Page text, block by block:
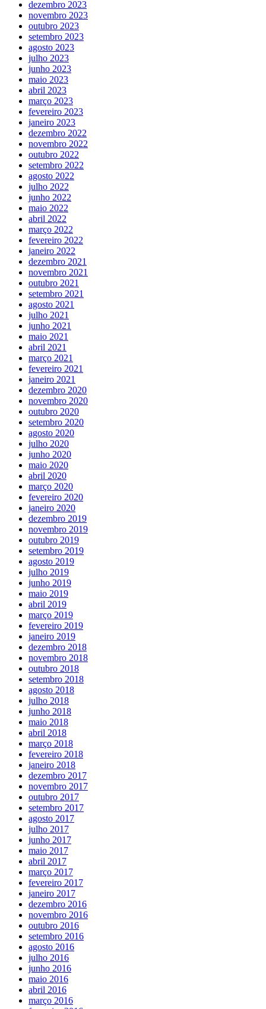
dezembro 2023
novembro 2023
outubro 2023
setembro 2023
agosto 2023
julho 2023
junho 2023
maio 2023
abril 2023
março 2023
fevereiro 2023
janeiro 2023
dezembro 2022
novembro 2022
outubro 2022
setembro 2022
agosto 2022
julho 2022
junho 2022
maio 2022
abril 2022
março 2022
fevereiro 2022
janeiro 2022
dezembro 2021
novembro 2021
outubro 2021
setembro 2021
agosto 2021
julho 2021
junho 2021
maio 2021
abril 2021
março 2021
fevereiro 2021
janeiro 2021
dezembro 2020
novembro 2020
outubro 2020
setembro 2020
agosto 2020
julho 2020
junho 2020
maio 2020
abril 2020
março 2020
fevereiro 2020
janeiro 2020
dezembro 2019
novembro 2019
outubro 2019
setembro 2019
agosto 2019
julho 2019
junho 2019
maio 2019
abril 2019
março 2019
fevereiro 2019
janeiro 2019
dezembro 2018
novembro 2018
outubro 2018
setembro 2018
agosto 2018
julho 2018
junho 2018
maio 2018
abril 2018
março 2018
fevereiro 2018
janeiro 2018
dezembro 2017
novembro 2017
outubro 2017
setembro 2017
agosto 2017
julho 2017
junho 2017
maio 2017
abril 2017
março 2017
fevereiro 2017
janeiro 2017
dezembro 2016
novembro 2016
outubro 2016
setembro 2016
agosto 2016
julho 2016
junho 2016
maio 2016
abril 2016
março 2016